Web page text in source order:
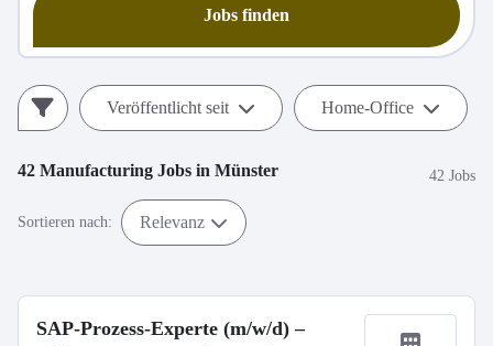
Jobs finden
Veröffentlicht seit Home-Office
42 Manufacturing Jobs in Münster 42 Jobs
Sortieren nach: Relevanz
SAP-Prozess-Experte (m/w/d) –